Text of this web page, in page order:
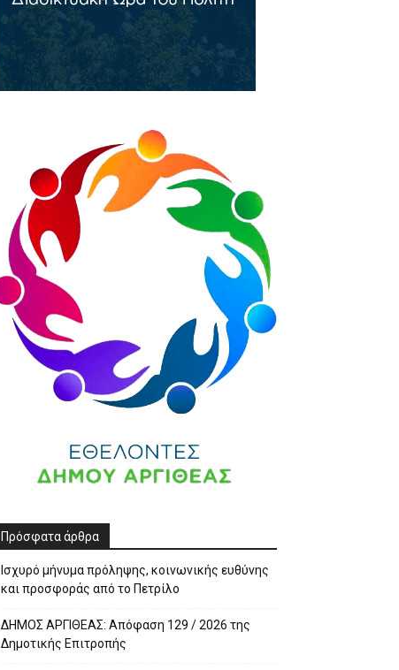
Πρόσφατα άρθρα
Ισχυρό μήνυμα πρόληψης, κοινωνικής ευθύνης
και προσφοράς από το Πετρίλο
ΔΗΜΟΣ ΑΡΓΙΘΕΑΣ: Απόφαση 129 / 2026 της
Δημοτικής Επιτροπής